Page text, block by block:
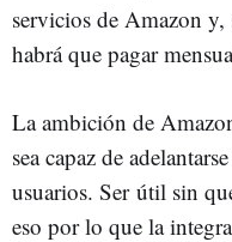
servicios de Amazon y,
habrá que pagar
La ambición de
sea capaz de
usuarios. Ser útil sin
eso por lo que la